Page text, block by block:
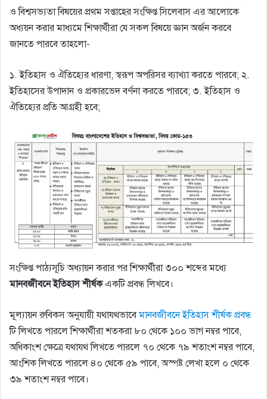
ও বিশ্বসভ্যতা বিষয়ের প্রথম সপ্তাহের সংক্ষিপ্ত সিলেবাস এর আলোকে
অধ্যয়ন করার মাধ্যমে শিক্ষার্থীরা যে সকল বিষয়ে জ্ঞান অর্জন করবে
জানতে পারবে তাহলো-
১. ইতিহাস ও ঐতিহ্যের ধারণা, স্বরূপ অপরিসর ব্যাখ্যা করতে পারবে; ২.
ইতিহাসের উপাদান ও প্রকারভেদ বর্ণনা করতে পারবে; ৩. ইতিহাস ও
ঐতিহ্যের প্রতি আগ্রহী হবে;
সংক্ষিপ্ত পাঠ্যসূচি অধ্যায়ন করার পর শিক্ষার্থীরা ৩০০ শব্দের মধ্যে
মানবজীবনে ইতিহাস শীর্ষকএকটি প্রবন্ধ লিখবে।
মূল্যায়ন রুবিকস অনুযায়ী যথাযথভাবেমানবজীবনে ইতিহাস শীর্ষক প্রবন্ধ
টি লিখতে পারলে শিক্ষার্থীরা শতকরা ৮০ থেকে ১০০ ভাগ নম্বর পাবে,
অধিকাংশ ক্ষেত্রে যথাযথ লিখতে পারলে ৭০ থেকে ৭৯ শতাংশ নম্বর পাবে,
আংশিক লিখতে পারলে ৪০ থেকে ৫৯ পাবে, অস্পষ্ট লেখা হলে ০ থেকে
৩৯ শতাংশ নম্বর পাবে।